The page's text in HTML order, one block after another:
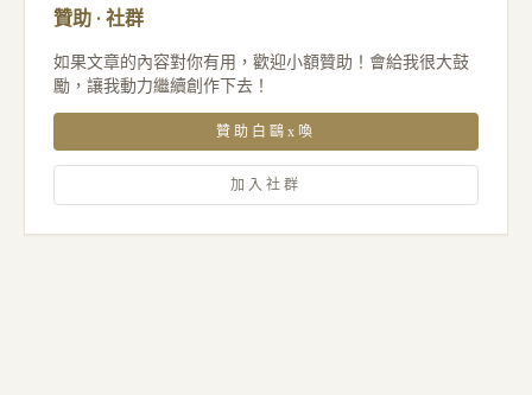
贊助 · 社群
如果文章的內容對你有用，歡迎小額贊助！會給我很大鼓
勵，讓我動力繼續創作下去！
贊助白鷗x喚
加入社群